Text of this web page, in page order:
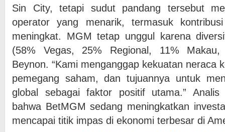
Sin City, tetapi sudut pandang tersebut
operator yang menarik, termasuk
meningkat. MGM tetap unggul karena
(58% Vegas, 25% Regional, 11% Makau,
Beynon. “Kami menganggap kekuatan neraca
pemegang saham, dan tujuannya untuk
global sebagai faktor positif utama.” Analis
bahwa BetMGM sedang meningkatkan
mencapai titik impas di ekonomi terbesar di